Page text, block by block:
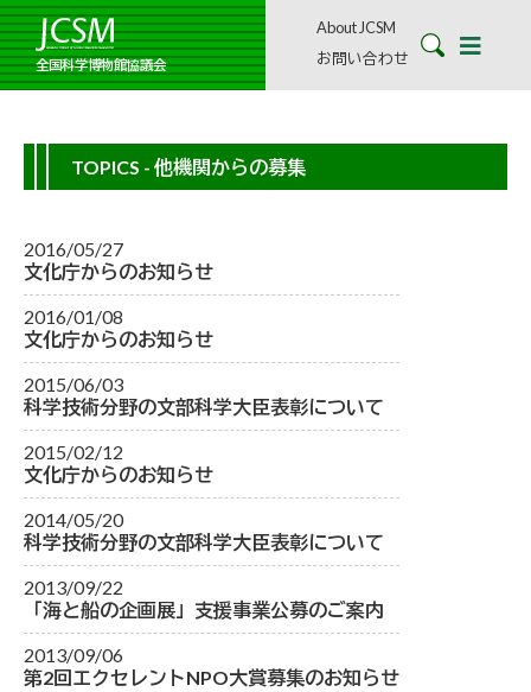
全国科学博物館協議会
About JCSM
お問い合わせ
TOPICS - 他機関からの募集
2016/05/27
文化庁からのお知らせ
2016/01/08
文化庁からのお知らせ
2015/06/03
科学技術分野の文部科学大臣表彰について
2015/02/12
文化庁からのお知らせ
2014/05/20
科学技術分野の文部科学大臣表彰について
2013/09/22
「海と船の企画展」支援事業公募のご案内
2013/09/06
第2回エクセレントNPO大賞募集のお知らせ